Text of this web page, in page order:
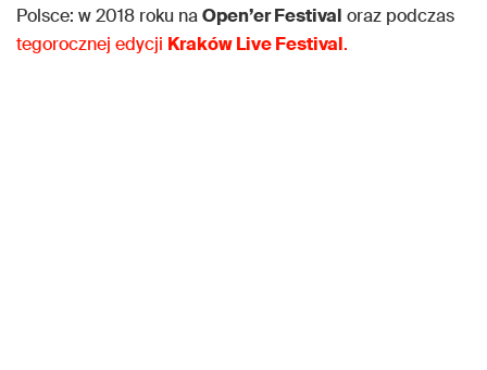
Polsce: w 2018 roku naOpen’er Festival oraz podczas
tegorocznej edycji Kraków Live Festival.